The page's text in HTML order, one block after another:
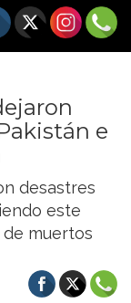
e
desastres
este
muertos